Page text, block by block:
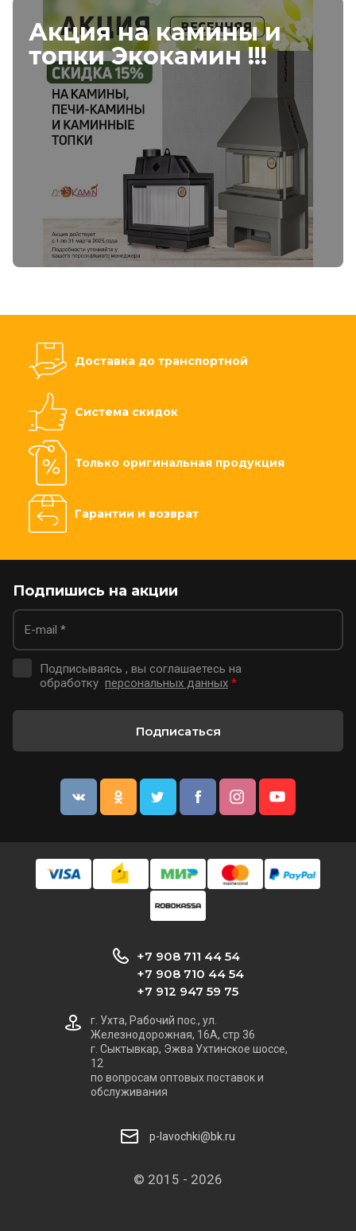
Акция на камины и
топки Экокамин !!!
Доставка до транспортной
Система скидок
Только оригинальная продукция
Гарантии и возврат
Подпишись на акции
Подписываясь , вы соглашаетесь на
обработку персональных данных *
Подписаться
© 2015 - 2026
+7 908 711 44 54
+7 908 710 44 54
+7 912 947 59 75
г. Ухта, Рабочий пос., ул.
Железнодорожная, 16А, стр 36
г. Сыктывкар, Эжва Ухтинское шоссе,
12
по вопросам оптовых поставок и
обслуживания
p-lavochki@bk.ru